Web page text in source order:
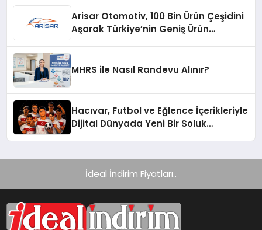
Arisar Otomotiv, 100 Bin Ürün Çeşidini
Aşarak Türkiye’nin Geniş Ürün
MHRS ile Nasıl Randevu Alınır?
Hacıvar, Futbol ve Eğlence İçerikleriyle
Dijital Dünyada Yeni Bir Soluk
İdeal İndirim Fiyatları..